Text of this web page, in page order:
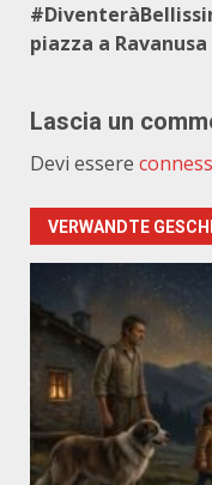
piazza a Ravanusa
Lascia un
Devi essere
VERWANDTE